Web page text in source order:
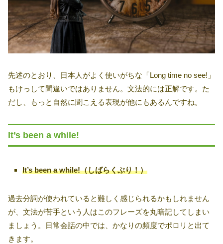
先述のとおり、日本人がよく使いがちな「Long time no see!」
もけっして間違いではありません。文法的には正解です。た
だし、もっと自然に聞こえる表現が他にもあるんですね。
It’s been a while!
It’s been a while!（しばらくぶり！）
過去分詞が使われていると難しく感じられるかもしれません
が、文法が苦手という人はこのフレーズを丸暗記してしまい
ましょう。日常会話の中では、かなりの頻度でポロリと出て
きます。